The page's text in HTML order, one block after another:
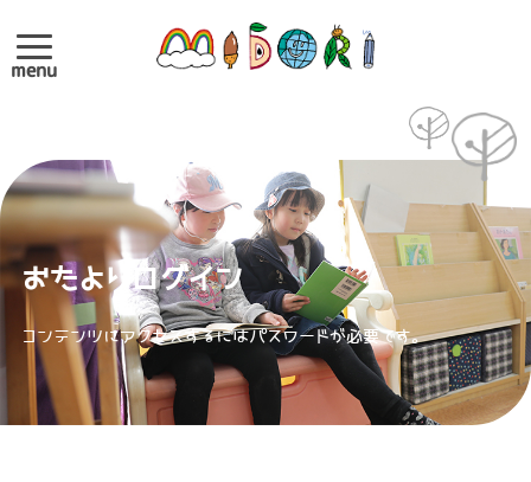
menu
おたよりログイン
コンテンツにアクセスするにはパスワードが必要です。